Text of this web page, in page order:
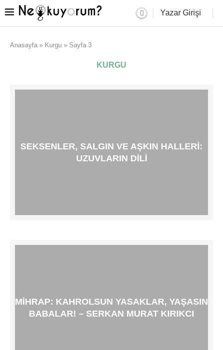
Yazar Girişi
Anasayfa » Kurgu » Sayfa 3
KURGU
SEKSENLER, SALGIN VE AŞKIN HALLERI:
UZUVLARIN DILI
MIHRAP: KAHROLSUN YASAKLAR, YAŞASIN
BABALAR! – SERKAN MURAT KIRIKCI